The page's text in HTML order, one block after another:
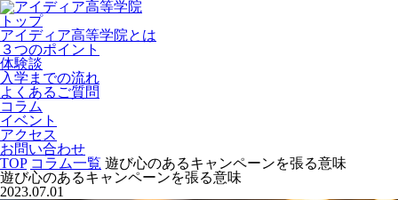
トップ
アイディア高等学院とは
３つのポイント
体験談
入学までの流れ
よくあるご質問
コラム
イベント
アクセス
お問い合わせ
TOP コラム一覧 遊び心のあるキャンペーンを張る意味
遊び心のあるキャンペーンを張る意味
2023.07.01